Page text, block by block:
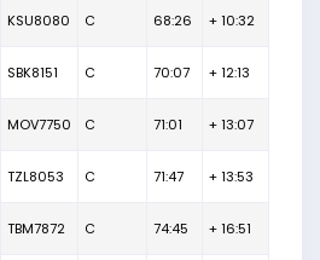
KSU8080 C 68:26 + 10:32
SBK8151 C 70:07 + 12:13
MOV7750 C 71:01 + 13:07
TZL8053 C 71:47 + 13:53
TBM7872 C 74:45 + 16:51